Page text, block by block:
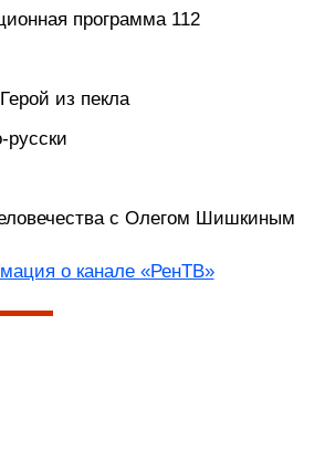
программа 112
из пекла
русски
с Олегом Шишкиным
о канале «РенТВ»